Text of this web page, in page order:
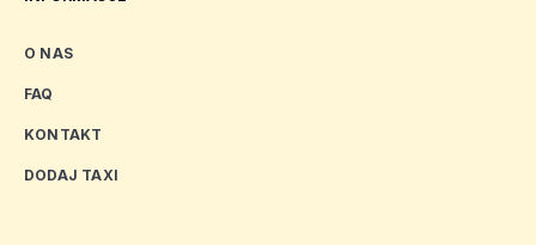
O NAS
FAQ
KONTAKT
DODAJ TAXI